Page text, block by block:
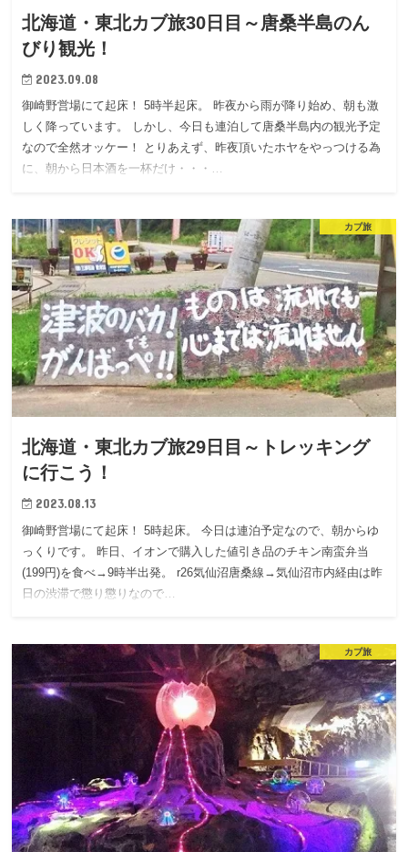
北海道・東北カブ旅30日目～唐桑半島のん
びり観光！
2023.09.08
御崎野営場にて起床！ 5時半起床。 昨夜から雨が降り始め、朝も激
しく降っています。 しかし、今日も連泊して唐桑半島内の観光予定
なので全然オッケー！ とりあえず、昨夜頂いたホヤをやっつける為
に、朝から日本酒を一杯だけ・・・…
カブ旅
北海道・東北カブ旅29日目～トレッキング
に行こう！
2023.08.13
御崎野営場にて起床！ 5時起床。 今日は連泊予定なので、朝からゆ
っくりです。 昨日、イオンで購入した値引き品のチキン南蛮弁当
(199円)を食べ→9時半出発。 r26気仙沼唐桑線→気仙沼市内経由は昨
日の渋滞で懲り懲りなので…
カブ旅